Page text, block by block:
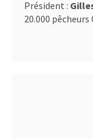
Président :
20.000 pêcheurs